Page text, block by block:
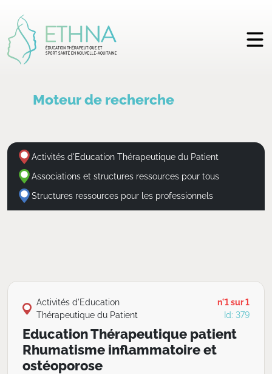
Moteur de recherche
Activités d'Education Thérapeutique du Patient
Associations et structures ressources pour tous
Structures ressources pour les professionnels
Activités d'Education
Thérapeutique du Patient
n°1 sur 1
Id: 379
Education Thérapeutique patient
Rhumatisme inflammatoire et
ostéoporose